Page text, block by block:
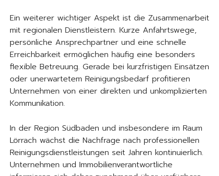
Ein weiterer wichtiger Aspekt ist die Zusammenarbeit
mit regionalen Dienstleistern. Kurze Anfahrtswege,
persönliche Ansprechpartner und eine schnelle
Erreichbarkeit ermöglichen häufig eine besonders
flexible Betreuung. Gerade bei kurzfristigen Einsätzen
oder unerwartetem Reinigungsbedarf profitieren
Unternehmen von einer direkten und unkomplizierten
Kommunikation.
In der Region Südbaden und insbesondere im Raum
Lörrach wächst die Nachfrage nach professionellen
Reinigungsdienstleistungen seit Jahren kontinuierlich.
Unternehmen und Immobilienverantwortliche